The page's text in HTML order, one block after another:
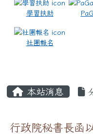
學習扶助
社團報名
本站消息
行政院秘書長函